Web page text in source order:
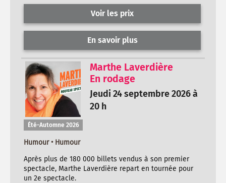
Voir les prix
En savoir plus
Marthe Laverdière
En rodage
Jeudi 24 septembre 2026 à
20 h
Été-Automne 2026
Humour • Humour
Après plus de 180 000 billets vendus à son premier
spectacle, Marthe Laverdière repart en tournée pour
un 2e spectacle.